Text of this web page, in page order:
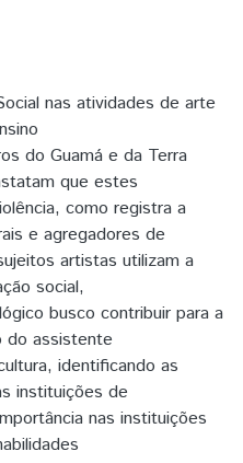
nas atividades de arte
do Guamá e da Terra
que estes
como registra a
e agregadores de
artistas utilizam a
social,
busco contribuir para a
do assistente
identificando as
instituições de
nas instituições